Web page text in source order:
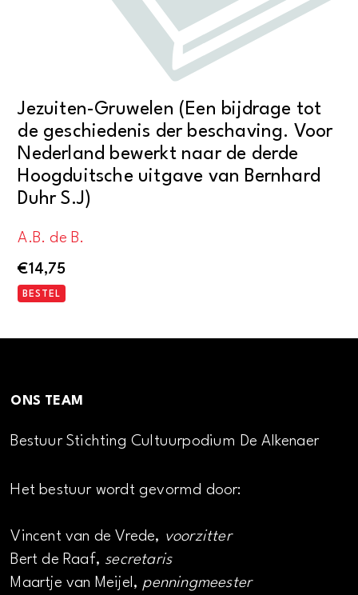
Jezuiten-Gruwelen (Een bijdrage tot
de geschiedenis der beschaving. Voor
Nederland bewerkt naar de derde
Hoogduitsche uitgave van Bernhard
Duhr S.J)
A.B. de B.
€14,75
BESTEL
ONS TEAM
Bestuur Stichting Cultuurpodium De Alkenaer
Het bestuur wordt gevormd door:
Vincent van de Vrede, voorzitter
Bert de Raaf, secretaris
Maartje van Meijel, penningmeester